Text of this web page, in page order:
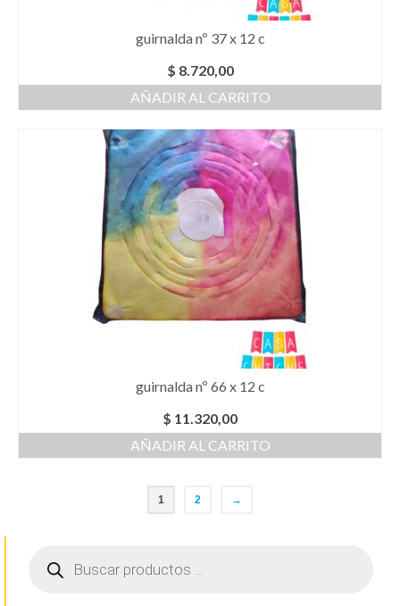
guirnalda nº 37 x 12 c
$ 8.720,00
AÑADIR AL CARRITO
guirnalda nº 66 x 12 c
$ 11.320,00
AÑADIR AL CARRITO
1 2 →
productos